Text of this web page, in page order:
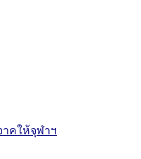
าคให้จุฬาฯ